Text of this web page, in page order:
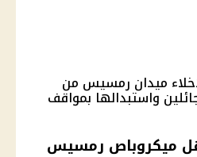
ميدان رمسيس من
واستبدالها بمواقف
ميكروباص رمسيس